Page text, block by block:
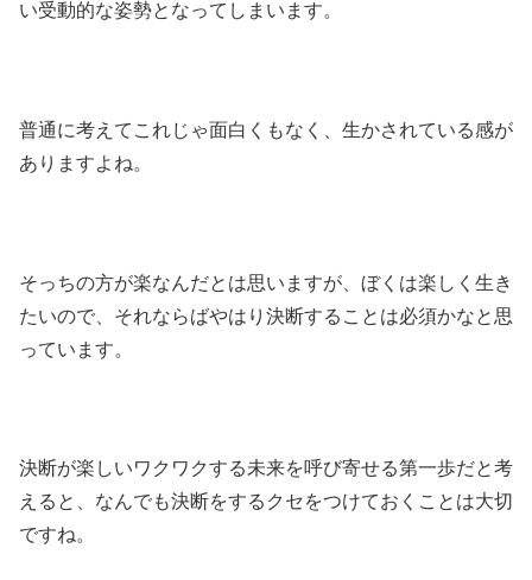
い受動的な姿勢となってしまいます。
普通に考えてこれじゃ面白くもなく、生かされている感が
ありますよね。
そっちの方が楽なんだとは思いますが、ぼくは楽しく生き
たいので、それならばやはり決断することは必須かなと思
っています。
決断が楽しいワクワクする未来を呼び寄せる第一歩だと考
えると、なんでも決断をするクセをつけておくことは大切
ですね。